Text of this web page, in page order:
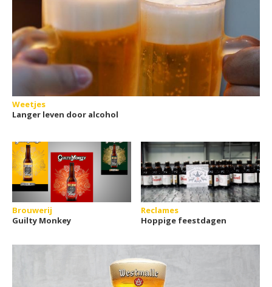
Weetjes
Langer leven door alcohol
Brouwerij
Guilty Monkey
Reclames
Hoppige feestdagen